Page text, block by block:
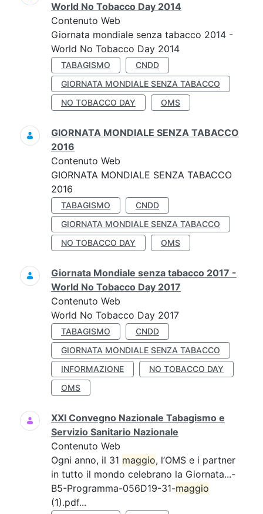
World No Tobacco Day 2014
Contenuto Web
Giornata mondiale senza tabacco 2014 -
World No Tobacco Day 2014
TABAGISMO
CNDD
GIORNATA MONDIALE SENZA TABACCO
NO TOBACCO DAY
OMS
GIORNATA MONDIALE SENZA TABACCO
2016
Contenuto Web
GIORNATA MONDIALE SENZA TABACCO
2016
TABAGISMO
CNDD
GIORNATA MONDIALE SENZA TABACCO
NO TOBACCO DAY
OMS
Giornata Mondiale senza tabacco 2017 -
World No Tobacco Day 2017
Contenuto Web
World No Tobacco Day 2017
TABAGISMO
CNDD
GIORNATA MONDIALE SENZA TABACCO
INFORMAZIONE
NO TOBACCO DAY
OMS
XXI Convegno Nazionale Tabagismo e
Servizio Sanitario Nazionale
Contenuto Web
Ogni anno, il 31 maggio, l’OMS e i partner
in tutto il mondo celebrano la Giornata...-
B5-Programma-056D19-31-maggio
(1).pdf...